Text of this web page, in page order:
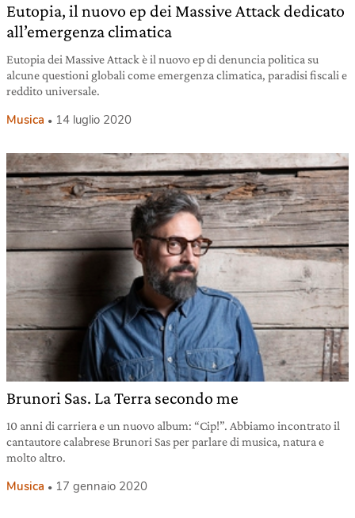
Eutopia, il nuovo ep dei Massive Attack dedicato
all’emergenza climatica
Eutopia dei Massive Attack è il nuovo ep di denuncia politica su
alcune questioni globali come emergenza climatica, paradisi fiscali e
reddito universale.
Musica 14 luglio 2020
Brunori Sas. La Terra secondo me
10 anni di carriera e un nuovo album: “Cip!”. Abbiamo incontrato il
cantautore calabrese Brunori Sas per parlare di musica, natura e
molto altro.
Musica 17 gennaio 2020